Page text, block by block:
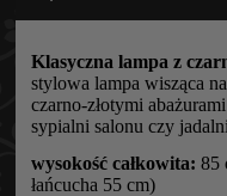
Klasyczna lampa z
stylowa lampa wisząca
czarno-złotymi
sypialni salonu czy
wysokość całkowita: 85
łańcucha 55 cm)